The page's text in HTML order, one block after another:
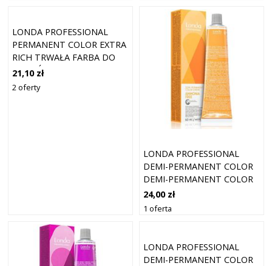
ODCIEŃ 60 ML
LONDA PROFESSIONAL
PERMANENT COLOR EXTRA
RICH TRWAŁA FARBA DO
WŁOSÓW 7/ 60 ML
21,10 zł
2 oferty
LONDA PROFESSIONAL
DEMI-PERMANENT COLOR
DEMI-PERMANENT COLOR
CREME DEMI-
PERMANENTNA FARBA DO
24,00 zł
1 oferta
LONDA PROFESSIONAL
DEMI-PERMANENT COLOR